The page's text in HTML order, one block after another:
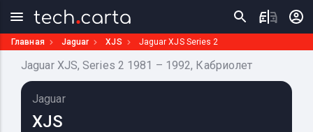
Главная Jaguar XJS Jaguar XJS Series 2
Jaguar XJS, Series 2 1981 – 1992, Кабриолет
Jaguar
XJS